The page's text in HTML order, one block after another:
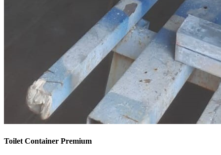
Toilet Container Premium